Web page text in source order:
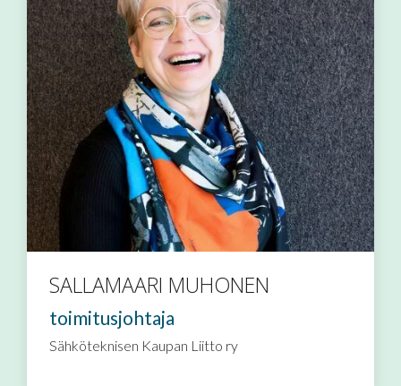
SALLAMAARI MUHONEN
toimitusjohtaja
Sähköteknisen Kaupan Liitto ry